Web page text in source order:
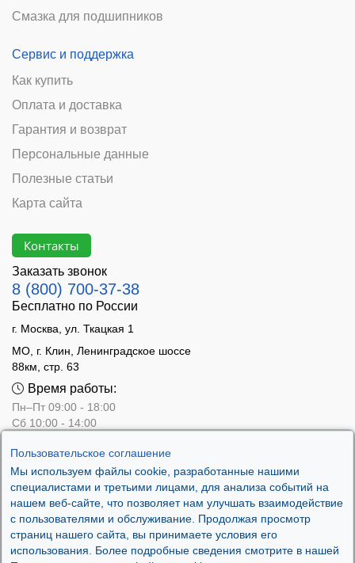
Пользовательское соглашение
Мы используем файлы cookie, разработанные нашими
специалистами и третьими лицами, для анализа событий на
нашем веб-сайте, что позволяет нам улучшать взаимодействие
с пользователями и обслуживание. Продолжая просмотр
страниц нашего сайта, вы принимаете условия его
использования. Более подробные сведения смотрите в нашей
Смазка для подшипников
Сервис и поддержка
Как купить
Оплата и доставка
Гарантия и возврат
Персональные данные
Полезные статьи
Карта сайта
Контакты
Заказать звонок
8 (800) 700-37-38
Бесплатно по России
г. Москва, ул. Ткацкая 1
МО, г. Клин, Ленинградское шоссе
88км, стр. 63
Время работы:
Пн–Пт 09:00 - 18:00
Сб 10:00 - 14:00